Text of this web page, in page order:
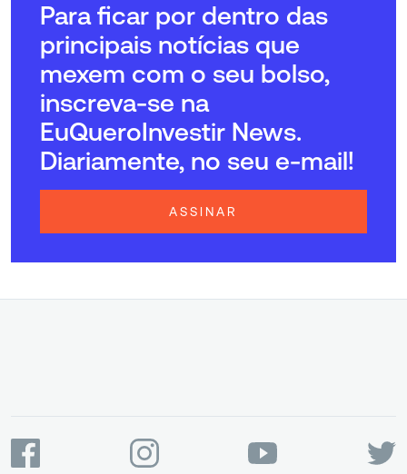
Para ficar por dentro das
principais notícias que
mexem com o seu bolso,
inscreva-se na
EuQueroInvestir News.
Diariamente, no seu e-mail!
ASSINAR